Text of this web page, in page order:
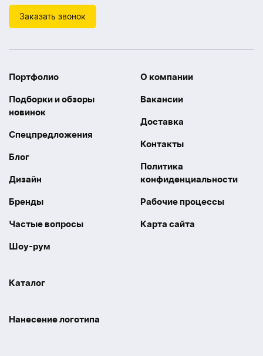
Заказать звонок
Портфолио
Подборки и обзоры
новинок
Спецпредложения
Блог
Дизайн
Бренды
Частые вопросы
Шоу-рум
О компании
Вакансии
Доставка
Контакты
Политика
конфиденциальности
Рабочие процессы
Карта сайта
Каталог
Нанесение логотипа